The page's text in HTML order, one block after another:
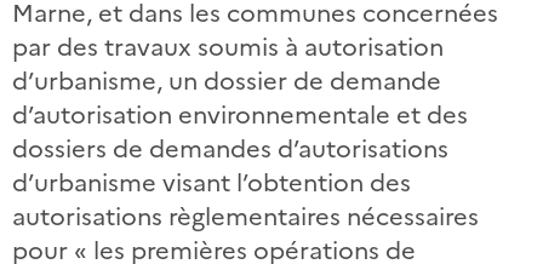
Marne, et dans les communes concernées
par des travaux soumis à autorisation
d’urbanisme, un dossier de demande
d’autorisation environnementale et des
dossiers de demandes d’autorisations
d’urbanisme visant l’obtention des
autorisations règlementaires nécessaires
pour « les premières opérations de